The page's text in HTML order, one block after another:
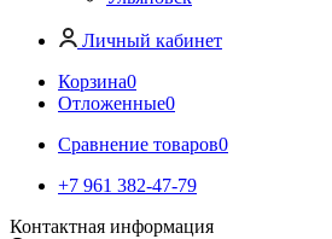
Личный кабинет
Корзина0
Отложенные0
Сравнение товаров0
+7 961 382-47-79
Контактная информация